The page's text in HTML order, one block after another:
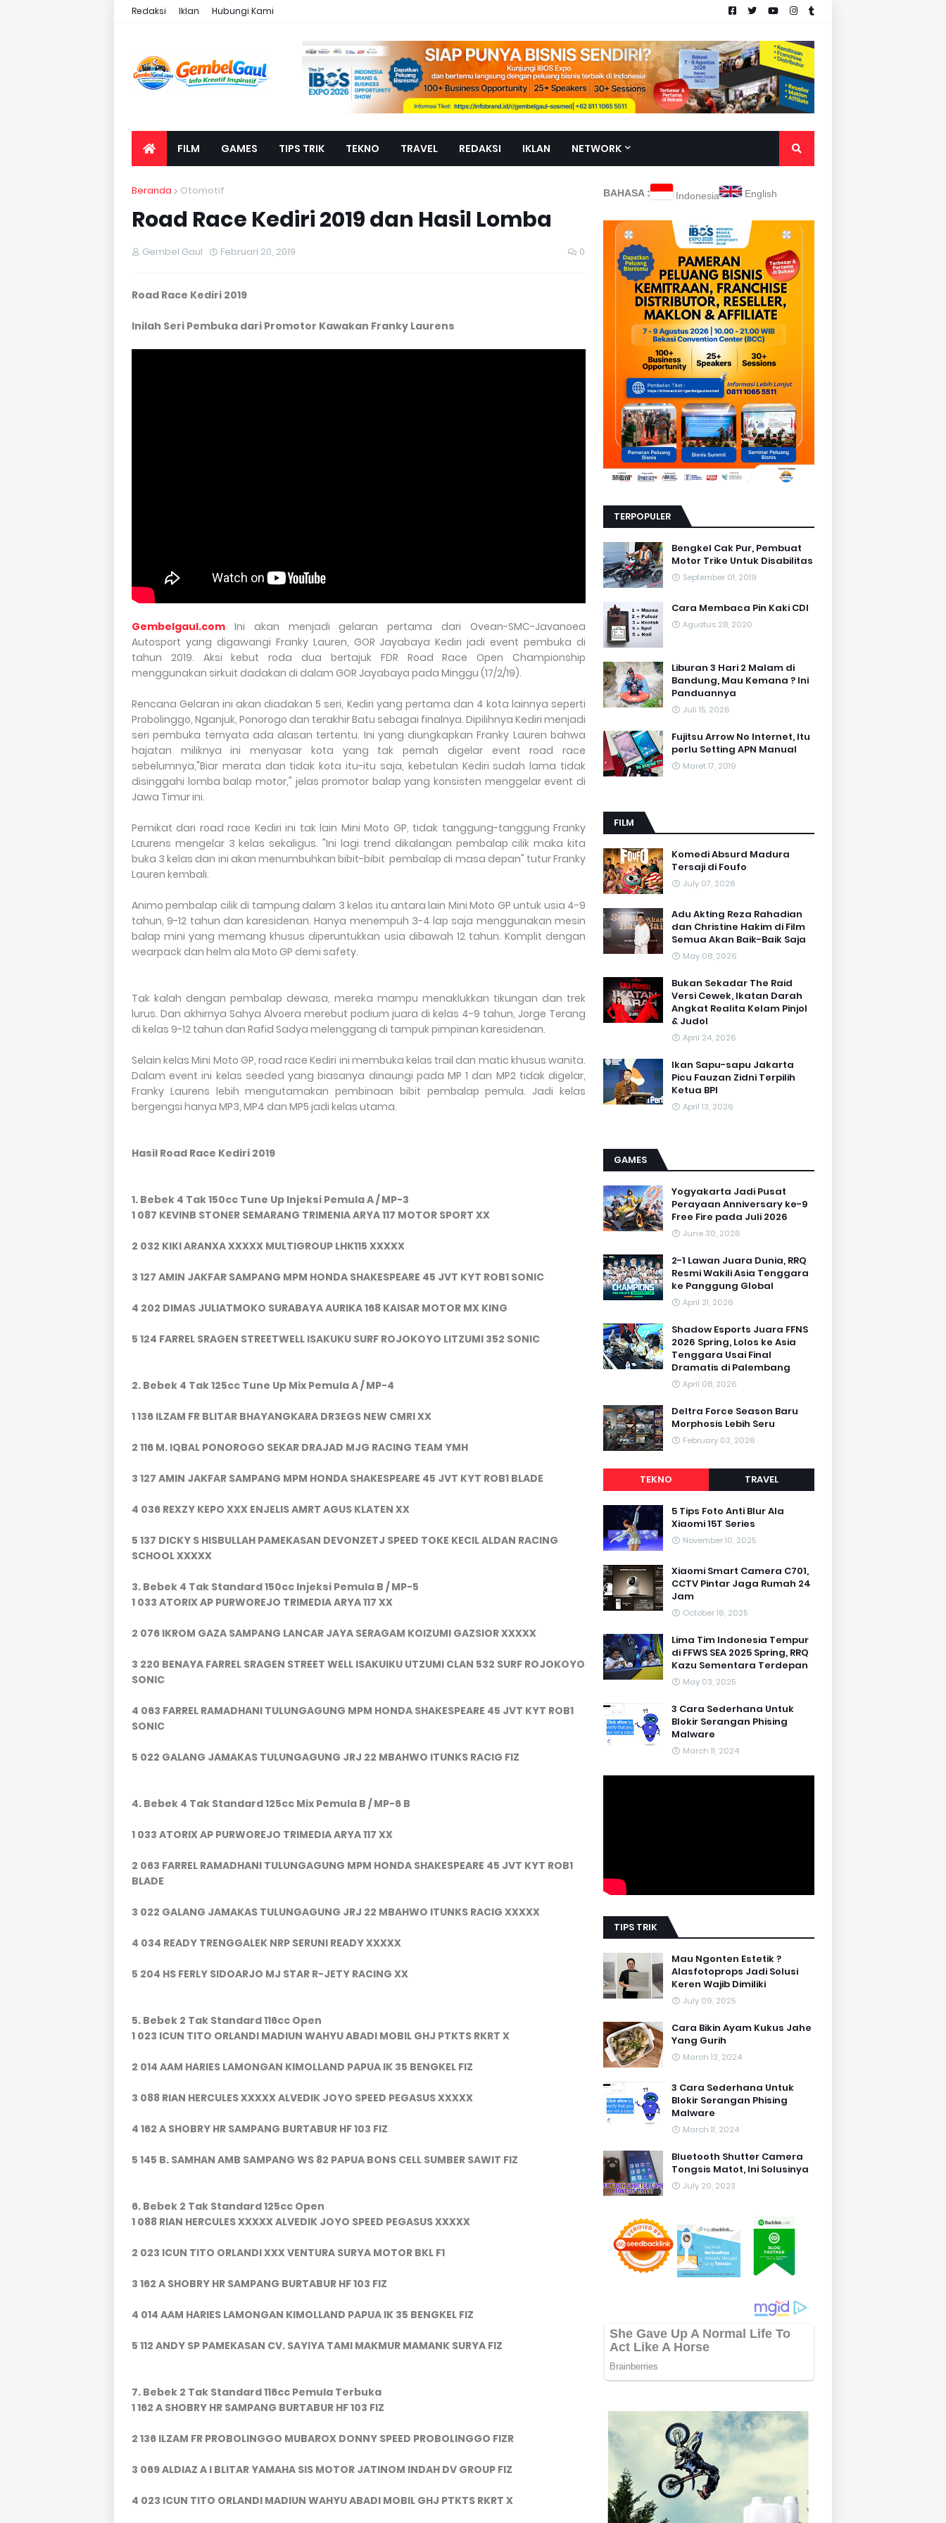
Redaksi Iklan Hubungi Kami
FILM GAMES TIPS TRIK TEKNO TRAVEL REDAKSI IKLAN NETWORK
Beranda Otomotif
Road Race Kediri 2019 dan Hasil Lomba
Gembel Gaul Februari 20, 2019 0
Road Race Kediri 2019
Inilah Seri Pembuka dari Promotor Kawakan Franky Laurens
Gembelgaul.com
Ini akan menjadi gelaran pertama dari Ovean-SMC-Javanoea
Autosport yang digawangi Franky Lauren, GOR Jayabaya Kediri jadi event pembuka di
tahun 2019. Aksi kebut roda dua bertajuk FDR Road Race Open Championship
menggunakan sirkuit dadakan di dalam GOR Jayabaya pada Minggu (17/2/19).
Rencana Gelaran ini akan diadakan 5 seri, Kediri yang pertama dan 4 kota lainnya seperti
Probolinggo, Nganjuk, Ponorogo dan terakhir Batu sebagai finalnya. Dipilihnya Kediri menjadi
seri pembuka ternyata ada alasan tertentu. Ini yang diungkapkan Franky Lauren bahwa
hajatan miliknya ini menyasar kota yang tak pernah digelar event road race
sebelumnya,"Biar merata dan tidak kota itu-itu saja, kebetulan Kediri sudah lama tidak
disinggahi lomba balap motor," jelas promotor balap yang konsisten menggelar event di
Jawa Timur ini.
Pemikat dari road race Kediri ini tak lain Mini Moto GP, tidak tanggung-tanggung Franky
Laurens mengelar 3 kelas sekaligus. "Ini lagi trend dikalangan pembalap cilik maka kita
buka 3 kelas dan ini akan menumbuhkan bibit-bibit pembalap di masa depan" tutur Franky
Lauren kembali.
Animo pembalap cilik di tampung dalam 3 kelas itu antara lain Mini Moto GP untuk usia 4-9
tahun, 9-12 tahun dan karesidenan. Hanya menempuh 3-4 lap saja menggunakan mesin
balap mini yang memang khusus diperuntukkan usia dibawah 12 tahun. Komplit dengan
wearpack dan helm ala Moto GP demi safety.
Tak kalah dengan pembalap dewasa, mereka mampu menaklukkan tikungan dan trek
lurus. Dan akhirnya Sahya Alvoera merebut podium juara di kelas 4-9 tahun, Jorge Terang
di kelas 9-12 tahun dan Rafid Sadya melenggang di tampuk pimpinan karesidenan.
Selain kelas Mini Moto GP, road race Kediri ini membuka kelas trail dan matic khusus wanita.
Dalam event ini kelas seeded yang biasanya dinaungi pada MP 1 dan MP2 tidak digelar,
Franky Laurens lebih mengutamakan pembinaan bibit pembalap pemula. Jadi kelas
bergengsi hanya MP3, MP4 dan MP5 jadi kelas utama.
Hasil Road Race Kediri 2019
1. Bebek 4 Tak 150cc Tune Up Injeksi Pemula A / MP-3
1 087 KEVINB STONER SEMARANG TRIMENIA ARYA 117 MOTOR SPORT XX
2 032 KIKI ARANXA XXXXX MULTIGROUP LHK115 XXXXX
3 127 AMIN JAKFAR SAMPANG MPM HONDA SHAKESPEARE 45 JVT KYT ROB1 SONIC
4 202 DIMAS JULIATMOKO SURABAYA AURIKA 168 KAISAR MOTOR MX KING
5 124 FARREL SRAGEN STREETWELL ISAKUKU SURF ROJOKOYO LITZUMI 352 SONIC
2. Bebek 4 Tak 125cc Tune Up Mix Pemula A / MP-4
1 136 ILZAM FR BLITAR BHAYANGKARA DR3EGS NEW CMRI XX
2 116 M. IQBAL PONOROGO SEKAR DRAJAD MJG RACING TEAM YMH
3 127 AMIN JAKFAR SAMPANG MPM HONDA SHAKESPEARE 45 JVT KYT ROB1 BLADE
4 036 REXZY KEPO XXX ENJELIS AMRT AGUS KLATEN XX
5 137 DICKY S HISBULLAH PAMEKASAN DEVONZETJ SPEED TOKE KECIL ALDAN RACING
SCHOOL XXXXX
3. Bebek 4 Tak Standard 150cc Injeksi Pemula B / MP-5
1 033 ATORIX AP PURWOREJO TRIMEDIA ARYA 117 XX
2 076 IKROM GAZA SAMPANG LANCAR JAYA SERAGAM KOIZUMI GAZSIOR XXXXX
3 220 BENAYA FARREL SRAGEN STREET WELL ISAKUIKU UTZUMI CLAN 532 SURF ROJOKOYO
SONIC
4 063 FARREL RAMADHANI TULUNGAGUNG MPM HONDA SHAKESPEARE 45 JVT KYT ROB1
SONIC
5 022 GALANG JAMAKAS TULUNGAGUNG JRJ 22 MBAHWO ITUNKS RACIG FIZ
4. Bebek 4 Tak Standard 125cc Mix Pemula B / MP-6 B
1 033 ATORIX AP PURWOREJO TRIMEDIA ARYA 117 XX
2 063 FARREL RAMADHANI TULUNGAGUNG MPM HONDA SHAKESPEARE 45 JVT KYT ROB1
BLADE
3 022 GALANG JAMAKAS TULUNGAGUNG JRJ 22 MBAHWO ITUNKS RACIG XXXXX
4 034 READY TRENGGALEK NRP SERUNI READY XXXXX
5 204 HS FERLY SIDOARJO MJ STAR R-JETY RACING XX
5. Bebek 2 Tak Standard 116cc Open
1 023 ICUN TITO ORLANDI MADIUN WAHYU ABADI MOBIL GHJ PTKTS RKRT X
2 014 AAM HARIES LAMONGAN KIMOLLAND PAPUA IK 35 BENGKEL FIZ
3 088 RIAN HERCULES XXXXX ALVEDIK JOYO SPEED PEGASUS XXXXX
4 162 A SHOBRY HR SAMPANG BURTABUR HF 103 FIZ
5 145 B. SAMHAN AMB SAMPANG WS 82 PAPUA BONS CELL SUMBER SAWIT FIZ
6. Bebek 2 Tak Standard 125cc Open
1 088 RIAN HERCULES XXXXX ALVEDIK JOYO SPEED PEGASUS XXXXX
2 023 ICUN TITO ORLANDI XXX VENTURA SURYA MOTOR BKL F1
3 162 A SHOBRY HR SAMPANG BURTABUR HF 103 FIZ
4 014 AAM HARIES LAMONGAN KIMOLLAND PAPUA IK 35 BENGKEL FIZ
5 112 ANDY SP PAMEKASAN CV. SAYIYA TAMI MAKMUR MAMANK SURYA FIZ
7. Bebek 2 Tak Standard 116cc Pemula Terbuka
1 162 A SHOBRY HR SAMPANG BURTABUR HF 103 FIZ
2 136 ILZAM FR PROBOLINGGO MUBAROX DONNY SPEED PROBOLINGGO FIZR
3 069 ALDIAZ A I BLITAR YAMAHA SIS MOTOR JATINOM INDAH DV GROUP FIZ
4 023 ICUN TITO ORLANDI MADIUN WAHYU ABADI MOBIL GHJ PTKTS RKRT X
BAHASA : Indonesia English
TERPOPULER
Bengkel Cak Pur, Pembuat
Motor Trike Untuk Disabilitas
September 01, 2019
Cara Membaca Pin Kaki CDI
Agustus 28, 2020
Liburan 3 Hari 2 Malam di
Bandung, Mau Kemana ? Ini
Panduannya
Juli 15, 2026
Fujitsu Arrow No Internet, Itu
perlu Setting APN Manual
Maret 17, 2019
FILM
Komedi Absurd Madura
Tersaji di Foufo
July 07, 2026
Adu Akting Reza Rahadian
dan Christine Hakim di Film
Semua Akan Baik-Baik Saja
May 08, 2026
Bukan Sekadar The Raid
Versi Cewek, Ikatan Darah
Angkat Realita Kelam Pinjol
& Judol
April 24, 2026
Ikan Sapu-sapu Jakarta
Picu Fauzan Zidni Terpilih
Ketua BPI
April 13, 2026
GAMES
Yogyakarta Jadi Pusat
Perayaan Anniversary ke-9
Free Fire pada Juli 2026
June 30, 2026
2-1 Lawan Juara Dunia, RRQ
Resmi Wakili Asia Tenggara
ke Panggung Global
April 21, 2026
Shadow Esports Juara FFNS
2026 Spring, Lolos ke Asia
Tenggara Usai Final
Dramatis di Palembang
April 08, 2026
Deltra Force Season Baru
Morphosis Lebih Seru
February 03, 2026
TEKNO TRAVEL
5 Tips Foto Anti Blur Ala
Xiaomi 15T Series
November 10, 2025
Xiaomi Smart Camera C701,
CCTV Pintar Jaga Rumah 24
Jam
October 16, 2025
Lima Tim Indonesia Tempur
di FFWS SEA 2025 Spring, RRQ
Kazu Sementara Terdepan
May 03, 2025
3 Cara Sederhana Untuk
Blokir Serangan Phising
Malware
March 11, 2024
TIPS TRIK
Mau Ngonten Estetik ?
Alasfotoprops Jadi Solusi
Keren Wajib Dimiliki
July 09, 2025
Cara Bikin Ayam Kukus Jahe
Yang Gurih
March 13, 2024
3 Cara Sederhana Untuk
Blokir Serangan Phising
Malware
March 11, 2024
Bluetooth Shutter Camera
Tongsis Matot, Ini Solusinya
July 20, 2023